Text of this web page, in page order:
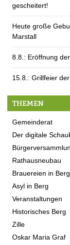
gescheitert!
Heute große
Marstall
8.8.: Eröffnung
15.8.: Grillfeier
THEMEN
Gemeinderat
Der digitale
Rathausneubau
Brauereien in Berg
Asyl in Berg
Veranstaltungen
Historisches Berg
Zille
Oskar Maria Graf